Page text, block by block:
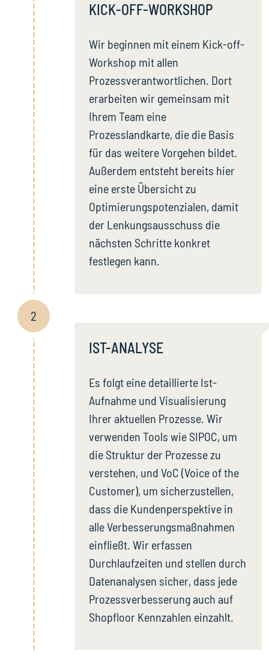
KICK-OFF-WORKSHOP
Wir beginnen mit einem Kick-off-
Workshop mit allen
Prozessverantwortlichen. Dort
erarbeiten wir gemeinsam mit
Ihrem Team eine
Prozesslandkarte, die die Basis
für das weitere Vorgehen bildet.
Außerdem entsteht bereits hier
eine erste Übersicht zu
Optimierungspotenzialen, damit
der Lenkungsausschuss die
nächsten Schritte konkret
festlegen kann.
IST-ANALYSE
Es folgt eine detaillierte Ist-
Aufnahme und Visualisierung
Ihrer aktuellen Prozesse. Wir
verwenden Tools wie SIPOC, um
die Struktur der Prozesse zu
verstehen, und VoC (Voice of the
Customer), um sicherzustellen,
dass die Kundenperspektive in
alle Verbesserungsmaßnahmen
einfließt. Wir erfassen
Durchlaufzeiten und stellen durch
Datenanalysen sicher, dass jede
Prozessverbesserung auch auf
Shopfloor Kennzahlen einzahlt.
2